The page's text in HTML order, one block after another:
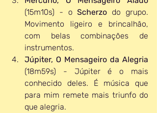
(15m10s) - o Scherzo do grupo.
Movimento ligeiro e brincalhão,
com belas combinações de
instrumentos.
Júpiter, O Mensageiro da Alegria
(18m59s) - Júpiter é o mais
conhecido deles. É música que
para mim remete mais triunfo do
que alegria.